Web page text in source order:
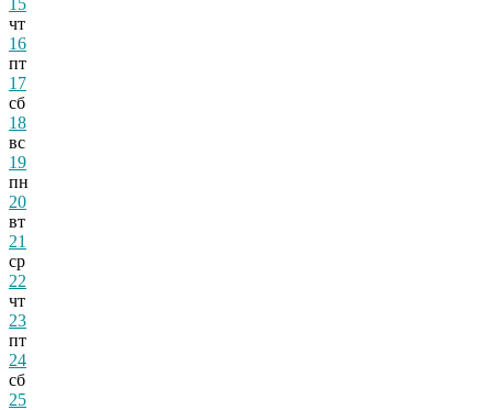
15
чт
16
пт
17
сб
18
вс
19
пн
20
вт
21
ср
22
чт
23
пт
24
сб
25